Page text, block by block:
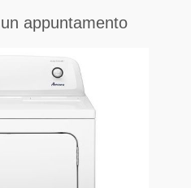
appuntamento